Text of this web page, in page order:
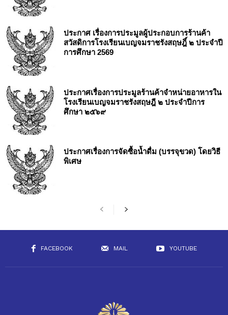
ประกาศ เรื่องการประมูลผู้ประกอบการร้านค้า
สวัสดิการโรงเรียนเบญจมราชรังสฤษฎิ์ ๒ ประจำปี
การศึกษา 2569
ประกาศเรื่องการประมูลร้านค้าจำหน่ายอาหารใน
โรงเรียนเบญจมราชรังสฤษฎี ๒ ประจำปีการ
ศึกษา ๒๕๖๙
ประกาศเรื่องการจัดซื้อน้ำดื่ม (บรรจุขวด) โดยวิธี
พิเศษ
FACEBOOK MAIL YOUTUBE